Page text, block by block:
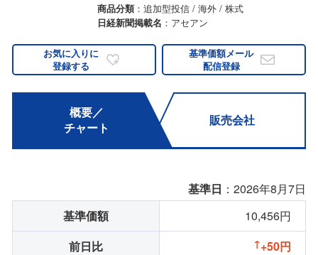
商品分類：追加型投信 / 海外 / 株式
日経新聞掲載名 ：アセアン
お気に入りに
登録する
基準価額メール
配信登録
概要／
チャート
販売会社
基準日 ：2026年8月7日
基準価額
10,456円
前日比
+50円